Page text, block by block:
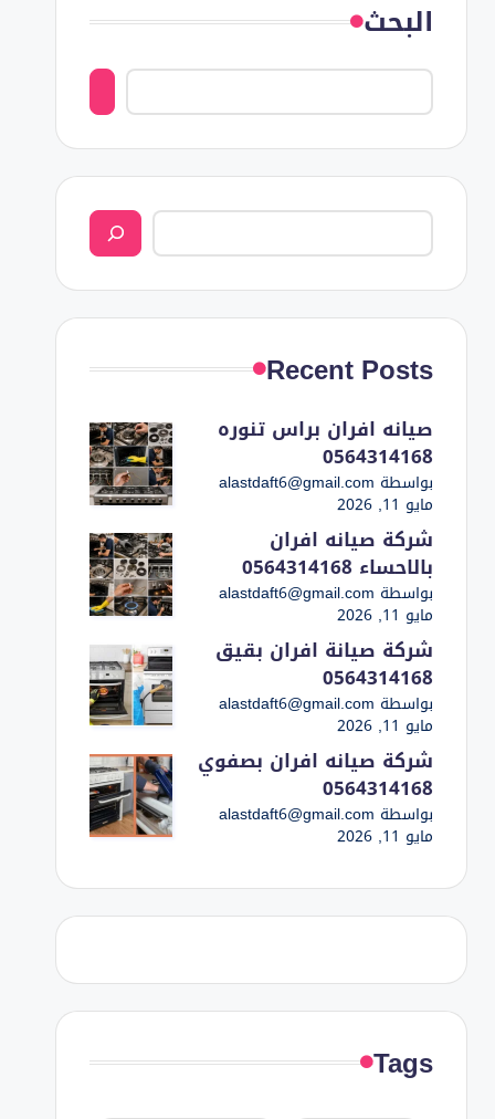
البحث
البحث
Recent Posts
صيانه افران براس تنوره
0564314168
بواسطة alastdaft6@gmail.com
مايو 11, 2026
شركة صيانه افران
بالاحساء 0564314168
بواسطة alastdaft6@gmail.com
مايو 11, 2026
شركة صيانة افران بقيق
0564314168
بواسطة alastdaft6@gmail.com
مايو 11, 2026
شركة صيانه افران بصفوي
0564314168
بواسطة alastdaft6@gmail.com
مايو 11, 2026
Tags